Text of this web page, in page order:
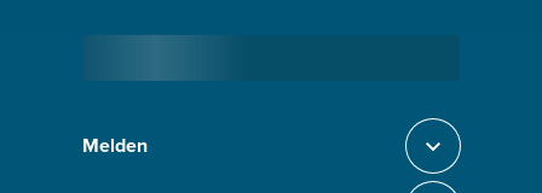
Melden Sluit section-0